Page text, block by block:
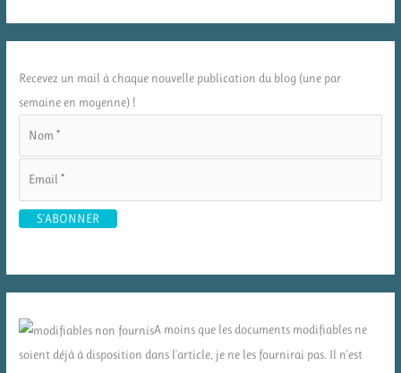
Recevez un mail à chaque nouvelle publication du blog (une par
semaine en moyenne) !
A moins que les documents modifiables ne
soient déjà à disposition dans l'article, je ne les fournirai pas. Il n'est